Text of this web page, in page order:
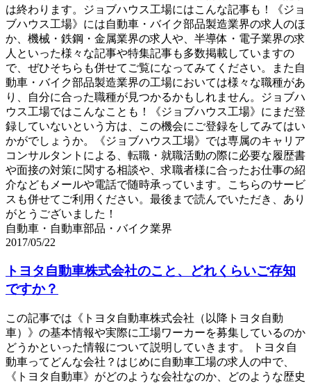
は終わります。ジョブハウス工場にはこんな記事も！《ジョ
ブハウス工場》には自動車・バイク部品製造業界の求人のほ
か、機械・鉄鋼・金属業界の求人や、半導体・電子業界の求
人といった様々な記事や特集記事も多数掲載していますの
で、ぜひそちらも併せてご覧になってみてください。また自
動車・バイク部品製造業界の工場においては様々な職種があ
り、自分に合った職種が見つかるかもしれません。ジョブハ
ウス工場ではこんなことも！《ジョブハウス工場》にまだ登
録していないという方は、この機会にご登録をしてみてはい
かがでしょうか。《ジョブハウス工場》では専属のキャリア
コンサルタントによる、転職・就職活動の際に必要な履歴書
や面接の対策に関する相談や、求職者様に合ったお仕事の紹
介などもメールや電話で随時承っています。こちらのサービ
スも併せてご利用ください。最後まで読んでいただき、あり
がとうございました！
自動車・自動車部品・バイク業界
2017/05/22
トヨタ自動車株式会社のこと、どれくらいご存知
ですか？
この記事では《トヨタ自動車株式会社（以降トヨタ自動
車）》の基本情報や実際に工場ワーカーを募集しているのか
どうかといった情報について説明していきます。 トヨタ自
動車ってどんな会社？はじめに自動車工場の求人の中で、
《トヨタ自動車》がどのような会社なのか、どのような歴史